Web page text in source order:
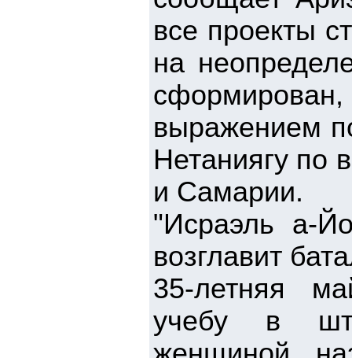
все проекты
на
выражением
Нетаниягу по
и Самарии.
"Исраэль а-
возглавит
35-летняя
учебу в